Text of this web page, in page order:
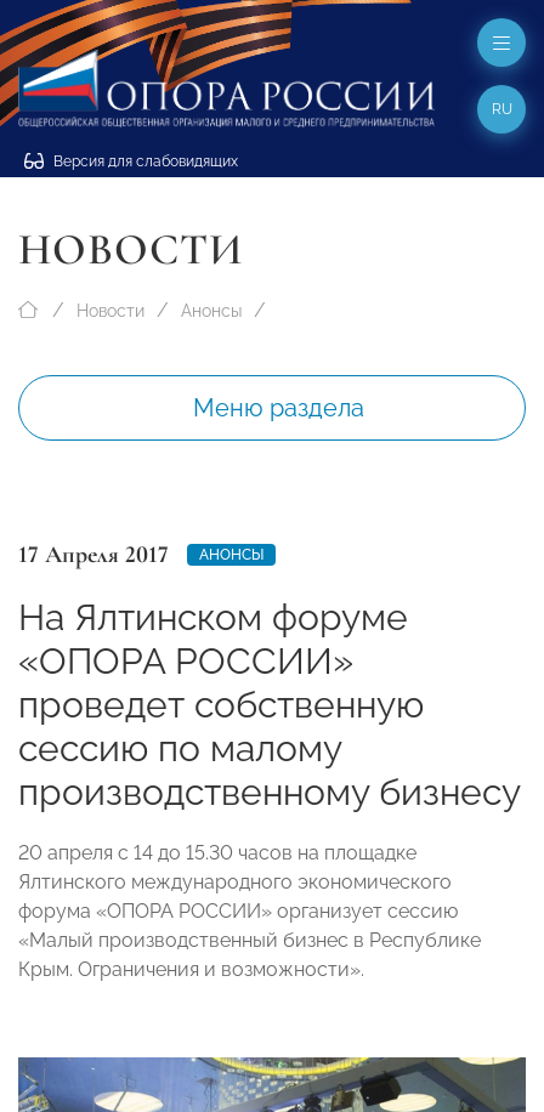
Версия для слабовидящих
RU
НОВОСТИ
Новости Анонсы
Меню раздела
17 Апреля 2017 АНОНСЫ
На Ялтинском форуме
«ОПОРА РОССИИ»
проведет собственную
сессию по малому
производственному бизнесу
20 апреля с 14 до 15.30 часов на площадке
Ялтинского международного экономического
форума «ОПОРА РОССИИ» организует сессию
«Малый производственный бизнес в Республике
Крым. Ограничения и возможности».